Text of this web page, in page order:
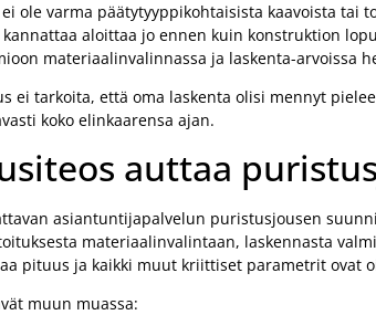
ole varma päätytyyppikohtaisista kaavoista tai
aloittaa jo ennen kuin konstruktion
materiaalinvalinnassa ja laskenta-arvoissa
ei tarkoita, että oma laskenta olisi mennyt
koko elinkaarensa ajan.
auttaa
asiantuntijapalvelun puristusjousen
materiaalinvalintaan, laskennasta
pituus ja kaikki muut kriittiset parametrit ovat
muun muassa: